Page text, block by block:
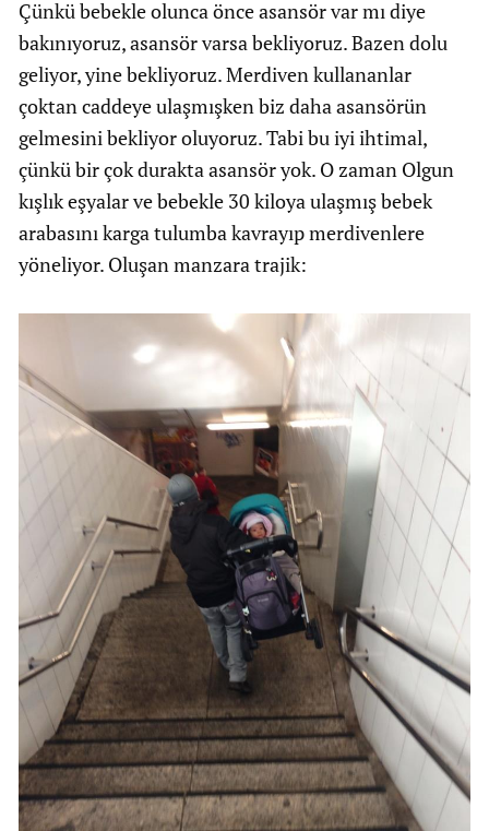
Çünkü bebekle olunca önce asansör var mı diye
bakınıyoruz, asansör varsa bekliyoruz. Bazen dolu
geliyor, yine bekliyoruz. Merdiven kullananlar
çoktan caddeye ulaşmışken biz daha asansörün
gelmesini bekliyor oluyoruz. Tabi bu iyi ihtimal,
çünkü bir çok durakta asansör yok. O zaman Olgun
kışlık eşyalar ve bebekle 30 kiloya ulaşmış bebek
arabasını karga tulumba kavrayıp merdivenlere
yöneliyor. Oluşan manzara trajik: